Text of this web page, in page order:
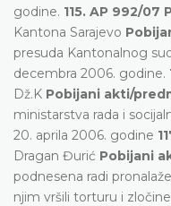
godine. 115. AP 992/07
Kantona Sarajevo
presuda Kantonalnog
decembra 2006. godine.
Dž.K Pobijani akti/
ministarstva rada i
20. aprila 2006. godine
Dragan Đurić Pobijani
podnesena radi
njim vršili torturu i